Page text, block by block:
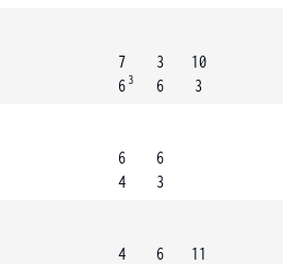
7
6 3
3
6
10
3
6
4
6
3
4
6
11